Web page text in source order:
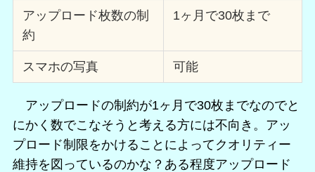
アップロード枚数の制
約
1ヶ月で30枚まで
スマホの写真 可能
アップロードの制約が1ヶ月で30枚までなのでと
にかく数でこなそうと考える方には不向き。アッ
プロード制限をかけることによってクオリティー
維持を図っているのかな？ある程度アップロード